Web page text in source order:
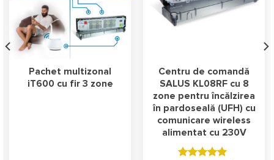
Pachet multizonal
iT600 cu fir 3 zone
Centru de comandă
SALUS KL08RF cu 8
zone pentru încălzirea
în pardoseală (UFH) cu
comunicare wireless
alimentat cu 230V